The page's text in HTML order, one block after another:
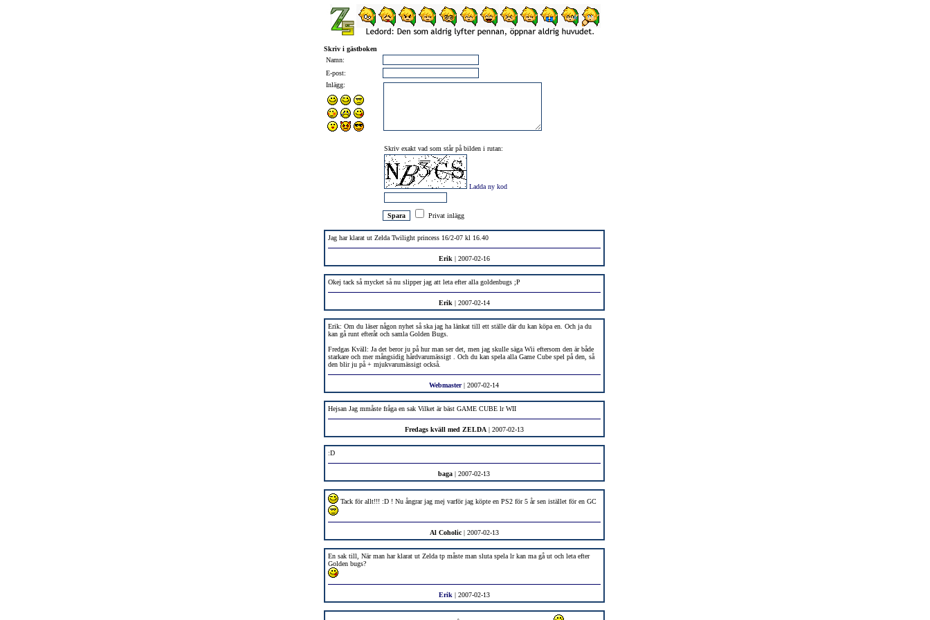
Skriv i gästboken
Namn:
E-post:
Inlägg:
Skriv exakt vad som står på bilden i rutan:
Ladda ny kod
Privat inlägg
Jag har klarat ut Zelda Twilight princess 16/2-07 kl 16.40
Erik | 2007-02-16
Okej tack så mycket så nu slipper jag att leta efter alla goldenbugs ;P
Erik | 2007-02-14
Erik: Om du läser någon nyhet så ska jag ha länkat till ett ställe där du kan köpa en. Och ja du
kan gå runt efteråt och samla Golden Bugs.
Fredgas Kväll: Ja det beror ju på hur man ser det, men jag skulle säga Wii eftersom den är både
starkare och mer mångsidig hårdvarumässigt . Och du kan spela alla Game Cube spel på den, så
den blir ju på + mjukvarumässigt också.
Webmaster| 2007-02-14
Hejsan Jag mmåste fråga en sak Vilket är bäst GAME CUBE lr WII
Fredags kväll med ZELDA| 2007-02-13
:D
baga | 2007-02-13
Tack för allt!!! :D ! Nu ångrar jag mej varför jag köpte en PS2 för 5 år sen istället för en GC
Al Coholic| 2007-02-13
En sak till, När man har klarat ut Zelda tp måste man sluta spela lr kan ma gå ut och leta efter
Golden bugs?
Erik | 2007-02-13